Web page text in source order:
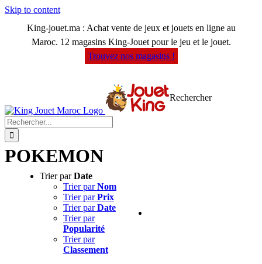
Skip to content
King-jouet.ma : Achat vente de jeux et jouets en ligne au
Maroc. 12 magasins King-Jouet pour le jeu et le jouet.
Trouvez nos magasins !
Rechercher
POKEMON
Trier parDate
Trier parNom
Trier parPrix
Trier parDate
Trier par
Popularité
Trier par
Classement